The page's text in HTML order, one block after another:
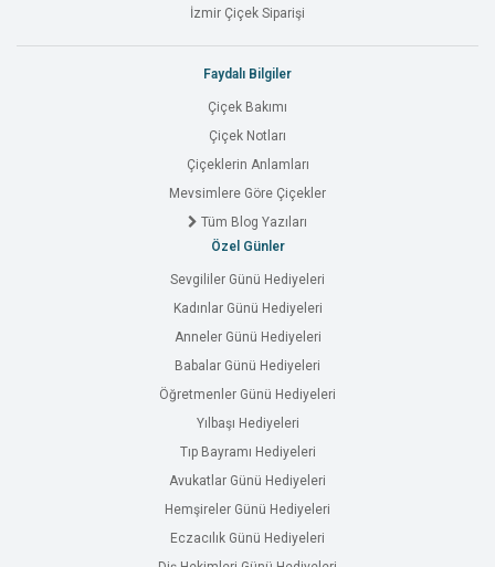
İzmir Çiçek Siparişi
Faydalı Bilgiler
Çiçek Bakımı
Çiçek Notları
Çiçeklerin Anlamları
Mevsimlere Göre Çiçekler
Tüm Blog Yazıları
Özel Günler
Sevgililer Günü Hediyeleri
Kadınlar Günü Hediyeleri
Anneler Günü Hediyeleri
Babalar Günü Hediyeleri
Öğretmenler Günü Hediyeleri
Yılbaşı Hediyeleri
Tıp Bayramı Hediyeleri
Avukatlar Günü Hediyeleri
Hemşireler Günü Hediyeleri
Eczacılık Günü Hediyeleri